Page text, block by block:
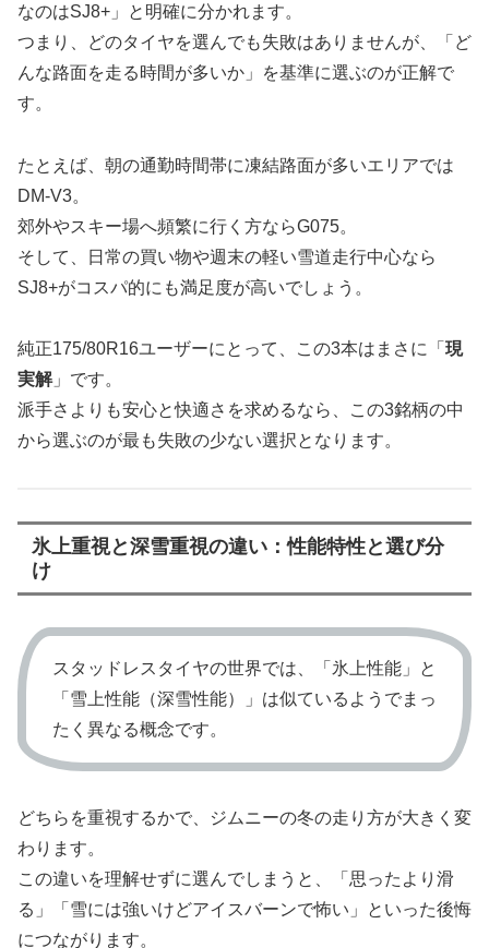
なのはSJ8+」と明確に分かれます。
つまり、どのタイヤを選んでも失敗はありませんが、「ど
んな路面を走る時間が多いか」を基準に選ぶのが正解で
す。
たとえば、朝の通勤時間帯に凍結路面が多いエリアでは
DM-V3。
郊外やスキー場へ頻繁に行く方ならG075。
そして、日常の買い物や週末の軽い雪道走行中心なら
SJ8+がコスパ的にも満足度が高いでしょう。
純正175/80R16ユーザーにとって、この3本はまさに「 現
実解」です。
派手さよりも安心と快適さを求めるなら、この3銘柄の中
から選ぶのが最も失敗の少ない選択となります。
氷上重視と深雪重視の違い：性能特性と選び分
け
スタッドレスタイヤの世界では、「氷上性能」と
「雪上性能（深雪性能）」は似ているようでまっ
たく異なる概念です。
どちらを重視するかで、ジムニーの冬の走り方が大きく変
わります。
この違いを理解せずに選んでしまうと、「思ったより滑
る」「雪には強いけどアイスバーンで怖い」といった後悔
につながります。